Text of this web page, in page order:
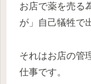
お店で薬を売る
が」自己犠牲で
それはお店の管
仕事です。